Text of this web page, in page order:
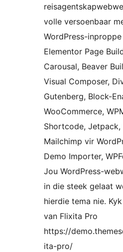
volle versoenbaar
WordPress-
Elementor Page
Carousal, Beaver
Visual Composer,
Gutenberg, Block-
WooCommerce,
Shortcode, Jetpack,
Mailchimp vir
Demo Importer,
Jou WordPress-
in die steek gelaat
hierdie tema nie.
van Flixita Pro
https://
ita-pro/